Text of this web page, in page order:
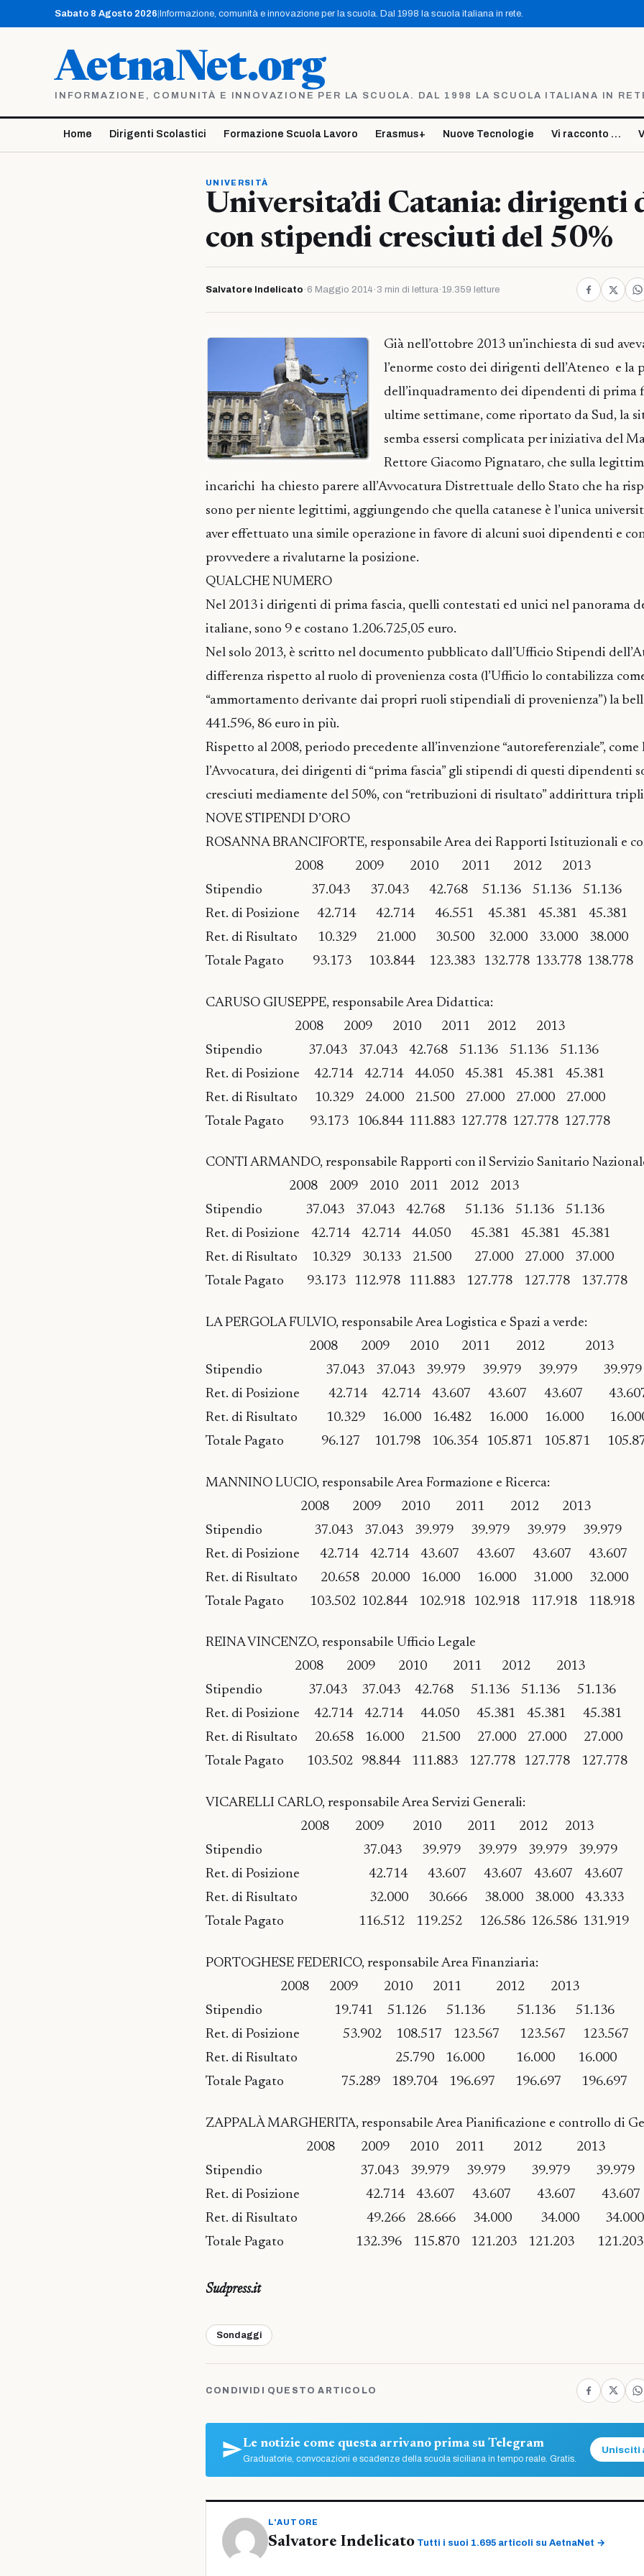
contenuto
Sabato 8 Agosto 2026 Informazione, comunità e innovazione per la scuola. Dal 1998 la scuola italiana in rete.
AetnaNet.org
INFORMAZIONE, COMUNITÀ E INNOVAZIONE PER LA SCUOLA. DAL 1998 LA SCUOLA ITALIANA IN
Home Dirigenti Scolastici Formazione Scuola Lavoro Erasmus+ Nuove Tecnologie Vi racconto …
UNIVERSITÀ
Universita’di Catania: dirigenti
con stipendi cresciuti del 50%
Salvatore Indelicato · 6 Maggio 2014 · 3 min di lettura·19.359 letture
Già nell’ottobre 2013 un’inchiesta di sud
l’enorme costo dei dirigenti dell’Ateneo e la
dell’inquadramento dei dipendenti di prima
ultime settimane, come riportato da Sud, la
semba essersi complicata per iniziativa del
Rettore Giacomo Pignataro, che sulla
incarichi ha chiesto parere all’Avvocatura Distrettuale dello Stato che ha
sono per niente legittimi, aggiungendo che quella catanese è l’unica
aver effettuato una simile operazione in favore di alcuni suoi dipendenti e
provvedere a rivalutarne la posizione.
QUALCHE NUMERO
Nel 2013 i dirigenti di prima fascia, quelli contestati ed unici nel panorama
italiane, sono 9 e costano 1.206.725,05 euro.
Nel solo 2013, è scritto nel documento pubblicato dall’Ufficio Stipendi
differenza rispetto al ruolo di provenienza costa (l’Ufficio lo contabilizza
“ammortamento derivante dai propri ruoli stipendiali di provenienza”) la
441.596, 86 euro in più.
Rispetto al 2008, periodo precedente all’invenzione “autoreferenziale”, come
l’Avvocatura, dei dirigenti di “prima fascia” gli stipendi di questi dipendenti
cresciuti mediamente del 50%, con “retribuzioni di risultato” addirittura
NOVE STIPENDI D’ORO
ROSANNA BRANCIFORTE, responsabile Area dei Rapporti Istituzionali e
2008 2009 2010 2011 2012 2013
Stipendio 37.043 37.043 42.768 51.136 51.136 51.136
Ret. di Posizione 42.714 42.714 46.551 45.381 45.381 45.381
Ret. di Risultato 10.329 21.000 30.500 32.000 33.000 38.000
Totale Pagato 93.173 103.844 123.383 132.778 133.778 138.778
CARUSO GIUSEPPE, responsabile Area Didattica:
2008 2009 2010 2011 2012 2013
Stipendio 37.043 37.043 42.768 51.136 51.136 51.136
Ret. di Posizione 42.714 42.714 44.050 45.381 45.381 45.381
Ret. di Risultato 10.329 24.000 21.500 27.000 27.000 27.000
Totale Pagato 93.173 106.844 111.883 127.778 127.778 127.778
CONTI ARMANDO, responsabile Rapporti con il Servizio Sanitario
2008 2009 2010 2011 2012 2013
Stipendio 37.043 37.043 42.768 51.136 51.136 51.136
Ret. di Posizione 42.714 42.714 44.050 45.381 45.381 45.381
Ret. di Risultato 10.329 30.133 21.500 27.000 27.000 37.000
Totale Pagato 93.173 112.978 111.883 127.778 127.778 137.778
LA PERGOLA FULVIO, responsabile Area Logistica e Spazi a verde:
2008 2009 2010 2011 2012 2013
Stipendio 37.043 37.043 39.979 39.979 39.979 39.979
Ret. di Posizione 42.714 42.714 43.607 43.607 43.607
Ret. di Risultato 10.329 16.000 16.482 16.000 16.000
Totale Pagato 96.127 101.798 106.354 105.871 105.871
MANNINO LUCIO, responsabile Area Formazione e Ricerca:
2008 2009 2010 2011 2012 2013
Stipendio 37.043 37.043 39.979 39.979 39.979 39.979
Ret. di Posizione 42.714 42.714 43.607 43.607 43.607 43.607
Ret. di Risultato 20.658 20.000 16.000 16.000 31.000 32.000
Totale Pagato 103.502 102.844 102.918 102.918 117.918 118.918
REINA VINCENZO, responsabile Ufficio Legale
2008 2009 2010 2011 2012 2013
Stipendio 37.043 37.043 42.768 51.136 51.136 51.136
Ret. di Posizione 42.714 42.714 44.050 45.381 45.381 45.381
Ret. di Risultato 20.658 16.000 21.500 27.000 27.000 27.000
Totale Pagato 103.502 98.844 111.883 127.778 127.778 127.778
VICARELLI CARLO, responsabile Area Servizi Generali:
2008 2009 2010 2011 2012 2013
Stipendio 37.043 39.979 39.979 39.979 39.979
Ret. di Posizione 42.714 43.607 43.607 43.607 43.607
Ret. di Risultato 32.000 30.666 38.000 38.000 43.333
Totale Pagato 116.512 119.252 126.586 126.586 131.919
PORTOGHESE FEDERICO, responsabile Area Finanziaria:
2008 2009 2010 2011 2012 2013
Stipendio 19.741 51.126 51.136 51.136 51.136
Ret. di Posizione 53.902 108.517 123.567 123.567 123.567
Ret. di Risultato 25.790 16.000 16.000 16.000
Totale Pagato 75.289 189.704 196.697 196.697 196.697
ZAPPALÀ MARGHERITA, responsabile Area Pianificazione e controllo di
2008 2009 2010 2011 2012 2013
Stipendio 37.043 39.979 39.979 39.979 39.979
Ret. di Posizione 42.714 43.607 43.607 43.607 43.607
Ret. di Risultato 49.266 28.666 34.000 34.000 34.000
Totale Pagato 132.396 115.870 121.203 121.203 121.203
Sudpress.it
Sondaggi
CONDIVIDI QUESTO ARTICOLO
Le notizie come questa arrivano prima su Telegram
Graduatorie, convocazioni e scadenze della scuola siciliana in tempo reale. Gratis.
Unisciti
L'AUTORE
Salvatore Indelicato Tutti i suoi 1.695 articoli su AetnaNet →